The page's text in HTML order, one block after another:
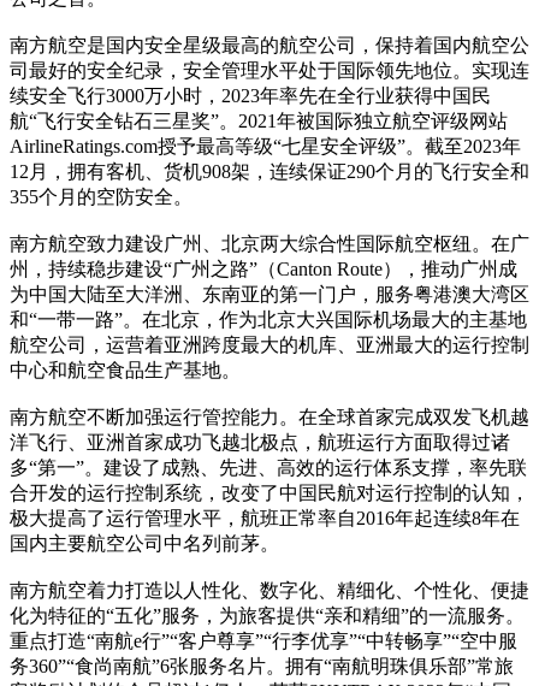
南方航空是国内安全星级最高的航空公司，保持着国内航空公
司最好的安全纪录，安全管理水平处于国际领先地位。实现连
续安全飞行3000万小时，2023年率先在全行业获得中国民
航“飞行安全钻石三星奖”。2021年被国际独立航空评级网站
AirlineRatings.com授予最高等级“七星安全评级”。截至2023年
12月，拥有客机、货机908架，连续保证290个月的飞行安全和
355个月的空防安全。
南方航空致力建设广州、北京两大综合性国际航空枢纽。在广
州，持续稳步建设“广州之路”（Canton Route），推动广州成
为中国大陆至大洋洲、东南亚的第一门户，服务粤港澳大湾区
和“一带一路”。在北京，作为北京大兴国际机场最大的主基地
航空公司，运营着亚洲跨度最大的机库、亚洲最大的运行控制
中心和航空食品生产基地。
南方航空不断加强运行管控能力。在全球首家完成双发飞机越
洋飞行、亚洲首家成功飞越北极点，航班运行方面取得过诸
多“第一”。建设了成熟、先进、高效的运行体系支撑，率先联
合开发的运行控制系统，改变了中国民航对运行控制的认知，
极大提高了运行管理水平，航班正常率自2016年起连续8年在
国内主要航空公司中名列前茅。
南方航空着力打造以人性化、数字化、精细化、个性化、便捷
化为特征的“五化”服务，为旅客提供“亲和精细”的一流服务。
重点打造“南航e行”“客户尊享”“行李优享”“中转畅享”“空中服
务360”“食尚南航”6张服务名片。拥有“南航明珠俱乐部”常旅